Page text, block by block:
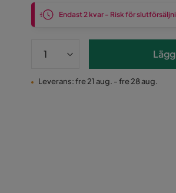
Endast 2 kvar - Risk för
Leverans: fre 21 aug. - fre 28 aug.